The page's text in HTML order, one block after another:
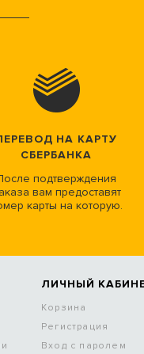
НА КАРТУ
СБЕРБАНКА
подтверждения
вам предоставят
карты на которую.
ЛИЧНЫЙ
Корзина
Регистрация
Вход с паролем